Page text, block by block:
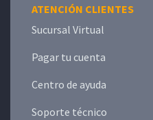
ATENCIÓN CLIENTES
Sucursal Virtual
Pagar tu cuenta
Centro de ayuda
Soporte técnico